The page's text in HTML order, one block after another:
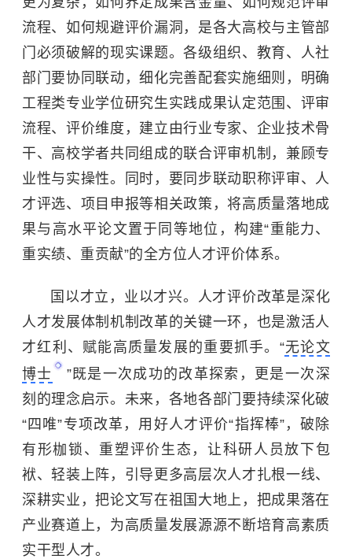
流程、如何规避评价漏洞，是各大高校与主管部
门必须破解的现实课题。各级组织、教育、人社
部门要协同联动，细化完善配套实施细则，明确
工程类专业学位研究生实践成果认定范围、评审
流程、评价维度，建立由行业专家、企业技术骨
干、高校学者共同组成的联合评审机制，兼顾专
业性与实操性。同时，要同步联动职称评审、人
才评选、项目申报等相关政策，将高质量落地成
果与高水平论文置于同等地位，构建“重能力、
重实绩、重贡献”的全方位人才评价体系。
国以才立，业以才兴。人才评价改革是深化
人才发展体制机制改革的关键一环，也是激活人
才红利、赋能高质量发展的重要抓手。“无论文
博士
”既是一次成功的改革探索，更是一次深
刻的理念启示。未来，各地各部门要持续深化破
“四唯”专项改革，用好人才评价“指挥棒”，破除
有形枷锁、重塑评价生态，让科研人员放下包
袱、轻装上阵，引导更多高层次人才扎根一线、
深耕实业，把论文写在祖国大地上，把成果落在
产业赛道上，为高质量发展源源不断培育高素质
实干型人才。